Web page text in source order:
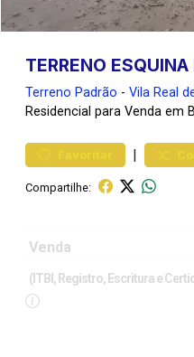
TERRENO
Terreno Padrão - Vila Real
Residencial para Venda em
Favoritar |
Compartilhe:
Venda
(ITBI, Registro, Escritura e